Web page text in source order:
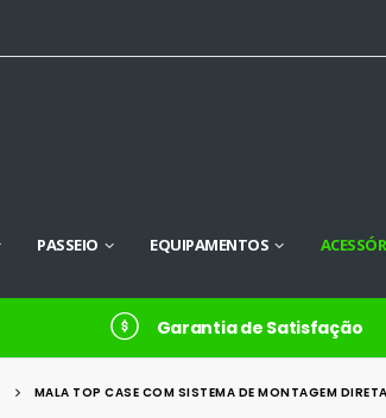
PASSEIO EQUIPAMENTOS
Garantia de Satisfação
MALA TOP CASE COM SISTEMA DE MONTAGEM DIRETA